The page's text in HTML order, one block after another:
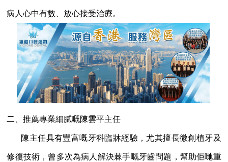
病人心中有數、放心接受治療。
二、推薦專業細膩嘅陳雲平主任
陳主任具有豐富嘅牙科臨牀經驗，尤其擅長微創植牙及
修復技術，曾多次為病人解決棘手嘅牙齒問題，幫助佢哋重